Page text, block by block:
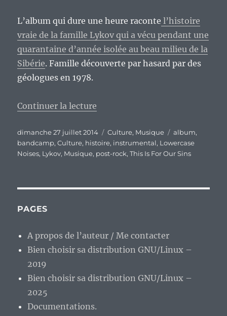
L’album qui dure une heure raconte l’histoire
vraie de la famille Lykov qui a vécu pendant une
quarantaine d’année isolée au beau milieu de la
Sibérie. Famille découverte par hasard par des
géologues en 1978.
Continuer la lecture
Publié
le
dimanche 27 juillet 2014 Catégories
Culture, Musique Étiquettes
album,
bandcamp,Culture, histoire, instrumental, Lowercase
Noises, Lykov, Musique, post-rock,This Is For Our Sins
PAGES
A propos de l’auteur / Me contacter
Bien choisir sa distribution GNU/Linux –
2019
Bien choisir sa distribution GNU/Linux –
2025
Documentations.